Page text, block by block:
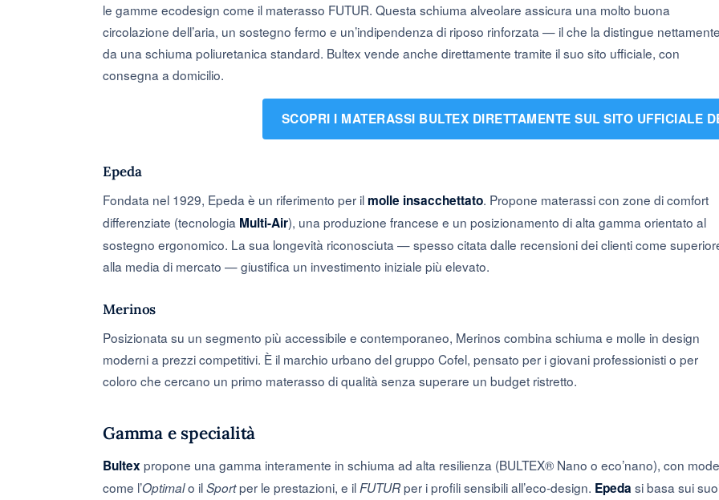
le gamme ecodesign come il materasso FUTUR. Questa schiuma alveolare assicura una molto buona
circolazione dell’aria, un sostegno fermo e un’indipendenza di riposo rinforzata — il che la distingue nettamente
da una schiuma poliuretanica standard. Bultex vende anche direttamente tramite il suo sito ufficiale, con
consegna a domicilio.
SCOPRI I MATERASSI BULTEX DIRETTAMENTE SUL SITO UFFICIALE
Epeda
Fondata nel 1929, Epeda è un riferimento per il molle insacchettato. Propone materassi con zone di comfort
differenziate (tecnologia Multi-Air), una produzione francese e un posizionamento di alta gamma orientato al
sostegno ergonomico. La sua longevità riconosciuta — spesso citata dalle recensioni dei clienti come
alla media di mercato — giustifica un investimento iniziale più elevato.
Merinos
Posizionata su un segmento più accessibile e contemporaneo, Merinos combina schiuma e molle in design
moderni a prezzi competitivi. È il marchio urbano del gruppo Cofel, pensato per i giovani professionisti o per
coloro che cercano un primo materasso di qualità senza superare un budget ristretto.
Gamma e specialità
Bultex propone una gamma interamente in schiuma ad alta resilienza (BULTEX® Nano o eco’nano), con
come l’Optimalo ilSportper le prestazioni, e il FUTURper i profili sensibili all’eco-design. Epeda si basa sui